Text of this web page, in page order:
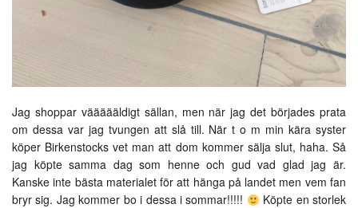
Jag shoppar väääääldigt sällan, men när jag det börjades prata
om dessa var jag tvungen att slå till. När t o m min kära syster
köper Birkenstocks vet man att dom kommer sälja slut, haha. Så
jag köpte samma dag som henne och gud vad glad jag är.
Kanske inte bästa materialet för att hänga på landet men vem fan
bryr sig. Jag kommer bo i dessa i sommar!!!!!
Köpte en storlek